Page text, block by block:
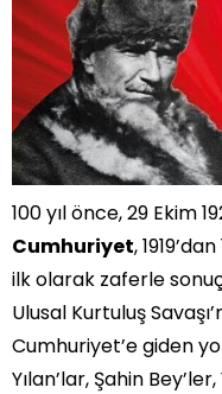
100 yıl önce, 29 Ekim
Cumhuriyet,
ilk olarak zaferle
Ulusal Kurtuluş
Cumhuriyet’e giden
Yılan’lar, Şahin